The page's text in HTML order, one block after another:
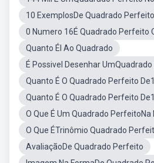
10 ExemplosDe Quadrado Perfeito
0 Numero 16É Quadrado Perfeito
Quanto ÉI Ao Quadrado
É Possivel Desenhar
Quanto É O Quadrado Perfeito
Quanto É O Quadrado Perfeito
O Que É Um Quadrado
O Que ÉTrinômio Quadrado
AvaliaçãoDe Quadrado Perfeito